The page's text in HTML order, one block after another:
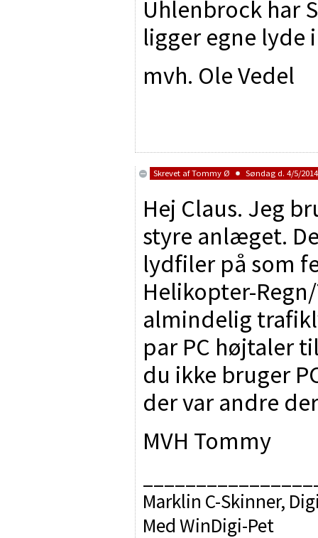
Uhlenbrock har
ligger egne lyde
mvh. Ole Vedel
Skrevet afTommy Ø Søndag d. 4/5/
Hej Claus. Jeg
styre anlæget.
lydfiler på som
Helikopter-
almindelig
par PC højtaler
du ikke bruger
der var andre
MVH Tommy
Marklin C-Skinner,
Med WinDigi-Pet